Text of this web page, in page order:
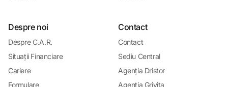
Despre noi
Despre C.A.R.
Situații Financiare
Cariere
Formulare
Contact
Contact
Sediu Central
Agenția Dristor
Agenția Grivița